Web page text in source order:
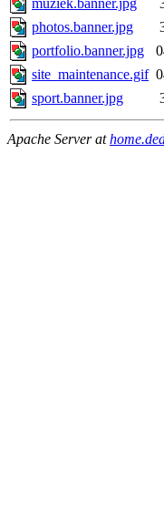
muziek.banner.jpg
photos.banner.jpg
portfolio.banner.jpg
site_maintenance.gif
sport.banner.jpg
Apache Server at